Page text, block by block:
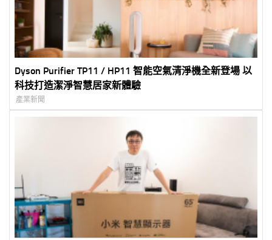
Dyson Purifier TP11 / HP11 智能空氣清淨機全新登場 以
科技打造潔淨智慧居家新體驗
產業新聞